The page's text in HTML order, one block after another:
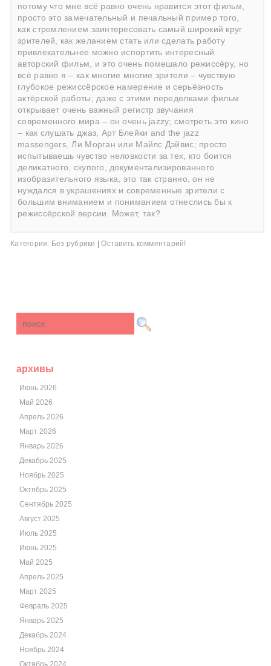
потому что мне всё равно очень нравится этот фильм,
просто это замечательный и печальный пример того,
как стремлением заинтересовать самый широкий круг
зрителей, как желанием стать или сделать работу
привлекательнее можно испортить интересный
авторский фильм, и это очень помешало режиссёру, но
всё равно я – как многие многие зрители – чувствую
глубокое режиссёрское намерение и серьёзность
актёрской работы; даже с этими переделками фильм
открывает очень важный регистр звучания
современного мира – он очень jazzy; смотреть это кино
– как слушать джаз, Арт Блейки and the jazz
massengers, Ли Морган или Майлс Дэйвис; просто
испытываешь чувство неловкости за тех, кто боится
деликатного, скупого, документализированного
изобразительного языка, это так странно, он не
нуждался в украшениях и современные зрители с
большим вниманием и пониманием отнеслись бы к
режиссёрской версии. Может, так?
Категория: Без рубрики Оставить комментарий!
архивы
Июнь 2026
Май 2026
Апрель 2026
Март 2026
Январь 2026
Декабрь 2025
Ноябрь 2025
Октябрь 2025
Сентябрь 2025
Август 2025
Июль 2025
Июнь 2025
Май 2025
Апрель 2025
Март 2025
Февраль 2025
Январь 2025
Декабрь 2024
Ноябрь 2024
Октябрь 2024